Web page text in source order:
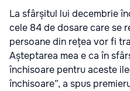
La sfârșitul lui decembrie
cele 84 de dosare care se
persoane din rețea vor fi
Așteptarea mea e ca în
închisoare pentru aceste
închisoare”, a spus